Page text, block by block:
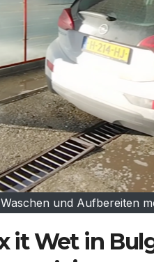
Waschen und Aufbereiten
it Wet in